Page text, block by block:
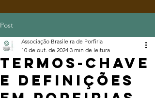
Post
TERMOS-CHAVE
E DEFINIÇÕES
Associação Brasileira de Porfiria
10 de out. de 2024 3 min de leitura